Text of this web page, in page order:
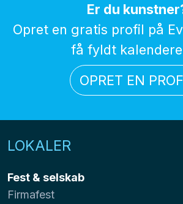
Er du
Opret en gratis profil på
få fyldt
OPRET EN
LOKALER
Fest & selskab
Firmafest